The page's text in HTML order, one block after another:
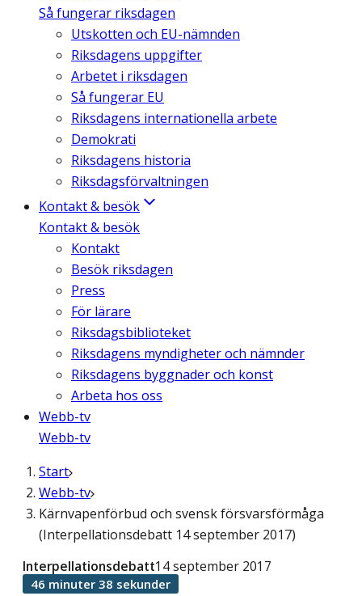
Så fungerar riksdagen
Utskotten och EU-nämnden
Riksdagens uppgifter
Arbetet i riksdagen
Så fungerar EU
Riksdagens internationella arbete
Demokrati
Riksdagens historia
Riksdagsförvaltningen
Kontakt & besök
Kontakt & besök
Kontakt
Besök riksdagen
Press
För lärare
Riksdagsbiblioteket
Riksdagens myndigheter och nämnder
Riksdagens byggnader och konst
Arbeta hos oss
Webb-tv
Webb-tv
Start
Webb-tv
Kärnvapenförbud och svensk försvarsförmåga
(Interpellationsdebatt 14 september 2017)
Interpellationsdebatt14 september 2017
46 minuter 38 sekunder